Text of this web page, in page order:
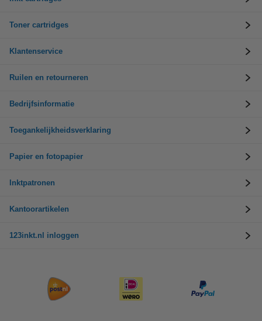
Toner cartridges
Klantenservice
Ruilen en retourneren
Bedrijfsinformatie
Toegankelijkheidsverklaring
Papier en fotopapier
Inktpatronen
Kantoorartikelen
123inkt.nl inloggen